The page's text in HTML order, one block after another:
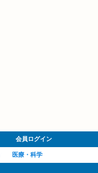
会員ログイン
医療・科学